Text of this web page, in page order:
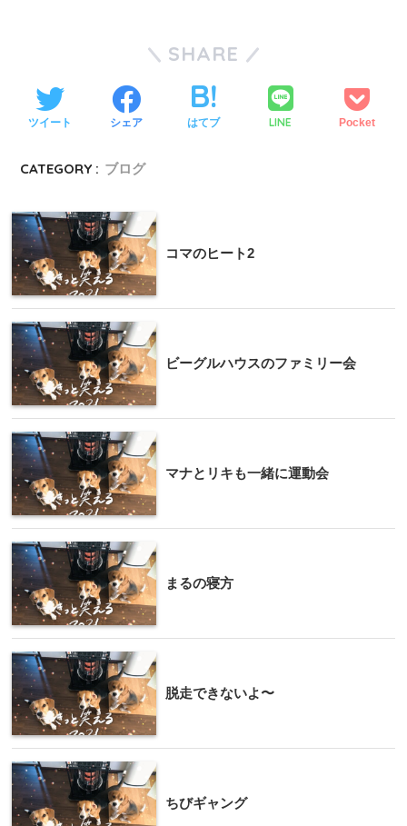
SHARE
ツイート シェア はてブ LINE Pocket
CATEGORY : ブログ
コマのヒート2
ビーグルハウスのファミリー会
マナとリキも一緒に運動会
まるの寝方
脱走できないよ〜
ちびギャング